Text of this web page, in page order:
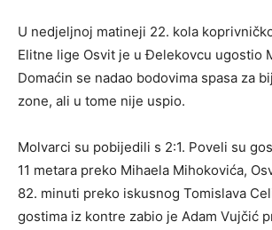
U nedjeljnoj matineji 22. kola
Elitne lige Osvit je u Đelekovcu ugostio
Domaćin se nadao bodovima spasa za
zone, ali u tome nije uspio.
Molvarci su pobijedili s 2:1. Poveli su
11 metara preko Mihaela Mihokovića,
82. minuti preko iskusnog Tomislava
gostima iz kontre zabio je Adam Vujčić